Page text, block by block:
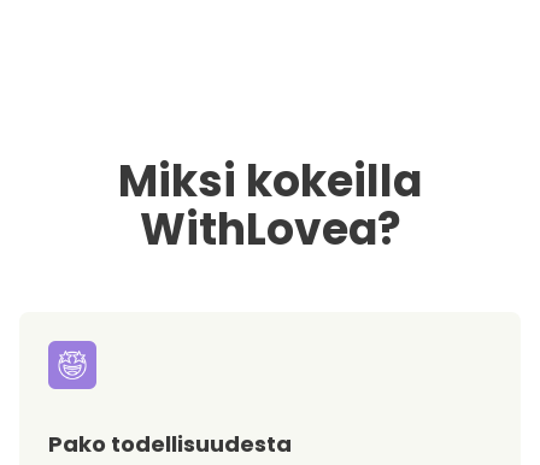
Miksi kokeilla
WithLovea?
Pako todellisuudesta